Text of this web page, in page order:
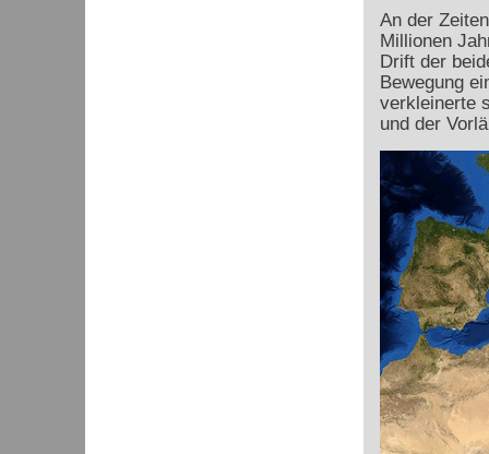
An der
Millionen
Drift der
Bewegung
verkleinerte
und der